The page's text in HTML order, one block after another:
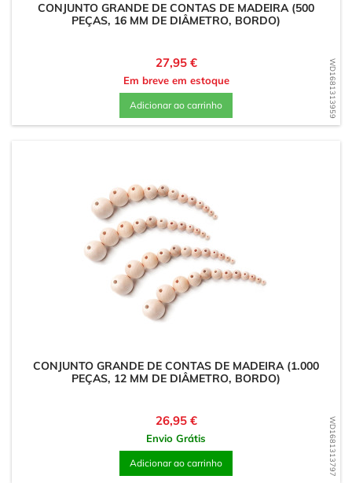
WD1681313959
CONJUNTO GRANDE DE CONTAS DE MADEIRA (500
PEÇAS, 16 MM DE DIÂMETRO, BORDO)
Preço
27,95 €
Em breve em estoque
Adicionar ao carrinho
WD1681313797
CONJUNTO GRANDE DE CONTAS DE MADEIRA (1.000
PEÇAS, 12 MM DE DIÂMETRO, BORDO)
Preço
26,95 €
Envio Grátis
Adicionar ao carrinho